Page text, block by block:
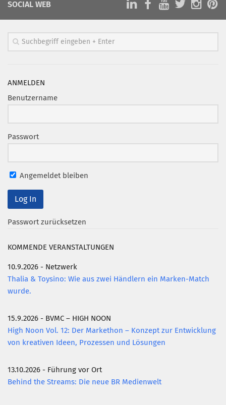
MarketingFrauen
Münchner Marketingpreis
Mentoring
Marketing Pioniere im BVMC
CLUB-KOMMUNIKATION
MCM Club TV
AKTUELLES
KONTAKT
SOCIAL WEB
ANMELDEN
Benutzername
Passwort
Angemeldet bleiben
Passwort zurücksetzen
KOMMENDE VERANSTALTUNGEN
10.9.2026 - Netzwerk
Thalia & Toysino: Wie aus zwei Händlern ein Marken-Match
wurde.
15.9.2026 - BVMC – HIGH NOON
High Noon Vol. 12: Der Markethon – Konzept zur Entwicklung
von kreativen Ideen, Prozessen und Lösungen
13.10.2026 - Führung vor Ort
Behind the Streams: Die neue BR Medienwelt